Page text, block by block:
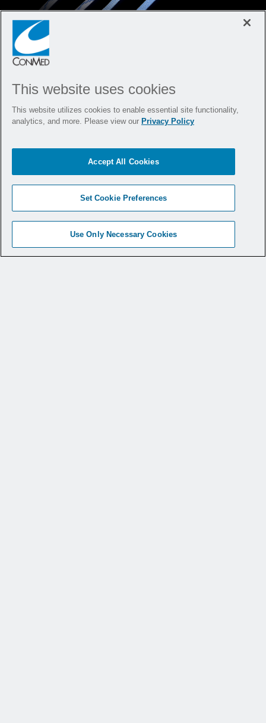
Hi-Fi
und Klebeband
Optimale Knotenfestigkeit und Sehnen-
Knochen-Verbindung
Erfahren Sie mehr
This website uses cookies
This website utilizes cookies to enable essential site functionality,
analytics, and more. Please view our Privacy Policy
Set Cookie Preferences
Use Only Necessary Cookies
Accept All Cookies